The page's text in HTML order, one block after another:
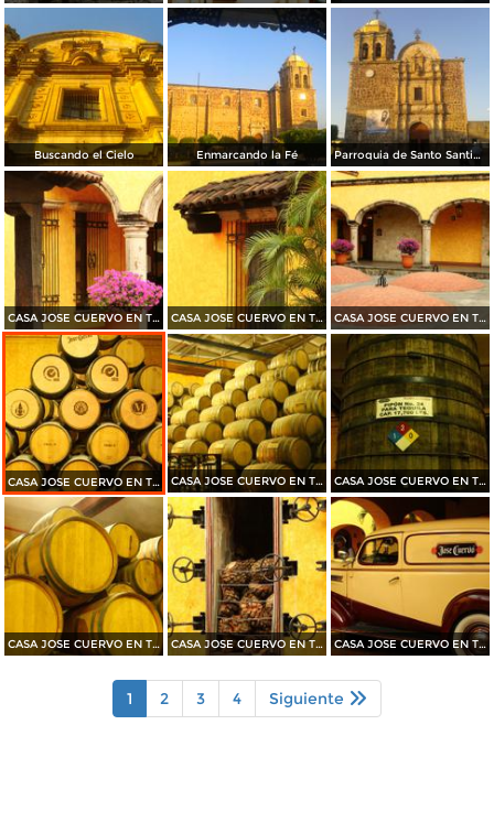
Buscando el Cielo Enmarcando la Fé Parroquia de Santo Santiago Apóstol
CASA JOSE CUERVO EN TEQUILA 2015 CASA JOSE CUERVO EN TEQUILA 2015 CASA JOSE CUERVO EN TEQUILA 2015
CASA JOSE CUERVO EN TEQUILA 2015 CASA JOSE CUERVO EN TEQUILA 2015 CASA JOSE CUERVO EN TEQUILA 2015
CASA JOSE CUERVO EN TEQUILA 2015 CASA JOSE CUERVO EN TEQUILA 2015 CASA JOSE CUERVO EN TEQUILA 2015
1 2 3 4 Siguiente